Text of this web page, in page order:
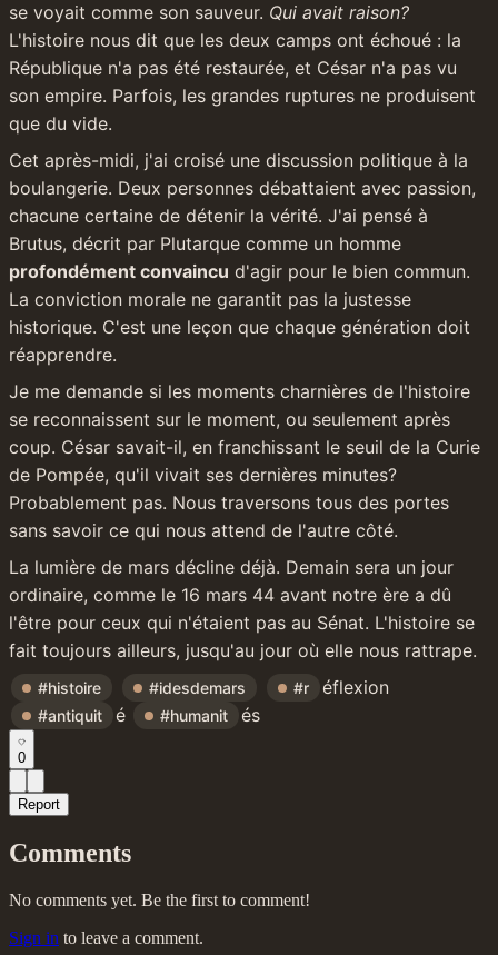
se voyait comme son sauveur. Qui avait raison?
L'histoire nous dit que les deux camps ont échoué : la
République n'a pas été restaurée, et César n'a pas vu
son empire. Parfois, les grandes ruptures ne produisent
que du vide.
Cet après-midi, j'ai croisé une discussion politique à la
boulangerie. Deux personnes débattaient avec passion,
chacune certaine de détenir la vérité. J'ai pensé à
profondément convaincu d'agir pour le bien commun.
La conviction morale ne garantit pas la justesse
historique. C'est une leçon que chaque génération doit
réapprendre.
Je me demande si les moments charnières de l'histoire
se reconnaissent sur le moment, ou seulement après
coup. César savait-il, en franchissant le seuil de la Curie
de Pompée, qu'il vivait ses dernières minutes?
Probablement pas. Nous traversons tous des portes
sans savoir ce qui nous attend de l'autre côté.
La lumière de mars décline déjà. Demain sera un jour
ordinaire, comme le 16 mars 44 avant notre ère a dû
l'être pour ceux qui n'étaient pas au Sénat. L'histoire se
fait toujours ailleurs, jusqu'au jour où elle nous rattrape.
#histoire #idesdemars #r éflexion
#antiquit é #humanit és
0
Report
Comments
No comments yet. Be the first to comment!
Sign in to leave a comment.